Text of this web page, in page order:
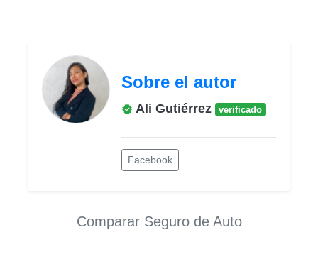
Sobre el autor
Ali Gutiérrez verificado
Facebook
Comparar Seguro de Auto